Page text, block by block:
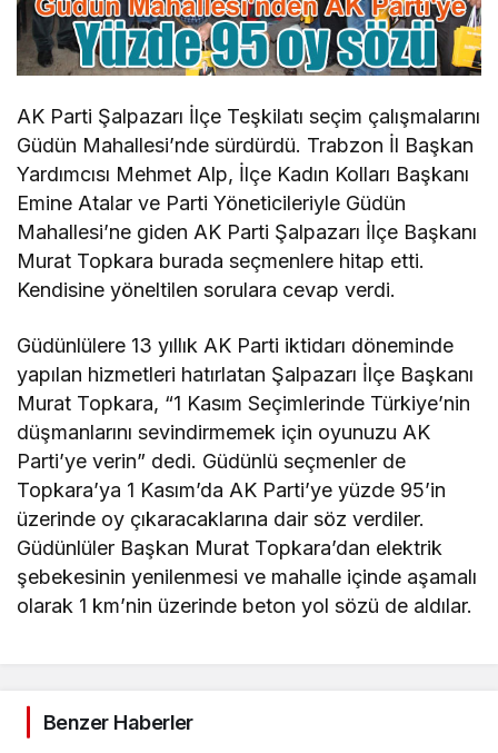
AK Parti Şalpazarı İlçe Teşkilatı seçim çalışmalarını
Güdün Mahallesi’nde sürdürdü. Trabzon İl Başkan
Yardımcısı Mehmet Alp, İlçe Kadın Kolları Başkanı
Emine Atalar ve Parti Yöneticileriyle Güdün
Mahallesi’ne giden AK Parti Şalpazarı İlçe Başkanı
Murat Topkara burada seçmenlere hitap etti.
Kendisine yöneltilen sorulara cevap verdi.
Güdünlülere 13 yıllık AK Parti iktidarı döneminde
yapılan hizmetleri hatırlatan Şalpazarı İlçe Başkanı
Murat Topkara, “1 Kasım Seçimlerinde Türkiye’nin
düşmanlarını sevindirmemek için oyunuzu AK
Parti’ye verin” dedi. Güdünlü seçmenler de
Topkara’ya 1 Kasım’da AK Parti’ye yüzde 95’in
üzerinde oy çıkaracaklarına dair söz verdiler.
Güdünlüler Başkan Murat Topkara’dan elektrik
şebekesinin yenilenmesi ve mahalle içinde aşamalı
olarak 1 km’nin üzerinde beton yol sözü de aldılar.
Benzer Haberler